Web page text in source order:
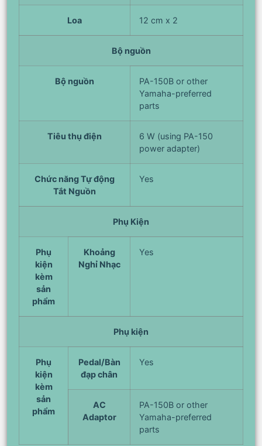
Loa 12 cm x 2
Bộ nguồn
Bộ nguồn
PA-150B or other
Yamaha-preferred
parts
Tiêu thụ điện
6 W (using PA-150
power adapter)
Chức năng Tự động
Tắt Nguồn
Yes
Phụ Kiện
Phụ
kiện
kèm
sản
phẩm
Khoảng
Nghỉ Nhạc
Yes
Phụ kiện
Phụ
kiện
kèm
sản
phẩm
Pedal/Bàn
đạp chân
Yes
AC
Adaptor
PA-150B or other
Yamaha-preferred
parts